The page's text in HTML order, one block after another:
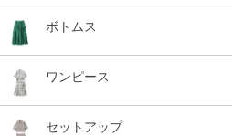
ボトムス
ワンピース
セットアップ